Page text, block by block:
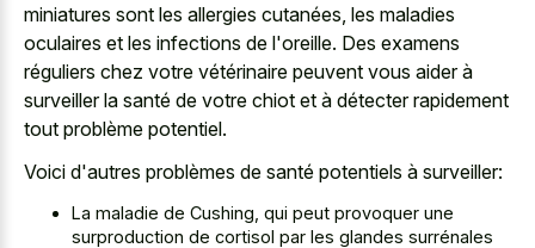
miniatures sont les allergies cutanées, les maladies
oculaires et les infections de l'oreille. Des examens
réguliers chez votre vétérinaire peuvent vous aider à
surveiller la santé de votre chiot et à détecter rapidement
tout problème potentiel.
Voici d'autres problèmes de santé potentiels à surveiller:
La maladie de Cushing, qui peut provoquer une
surproduction de cortisol par les glandes surrénales